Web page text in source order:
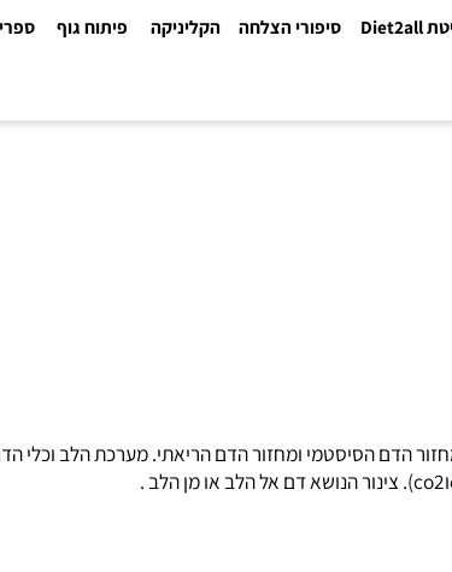
סיפורי הצלחה הקליניקה פיתוח גוף ספרים
מערכת הלב וכלי הדם